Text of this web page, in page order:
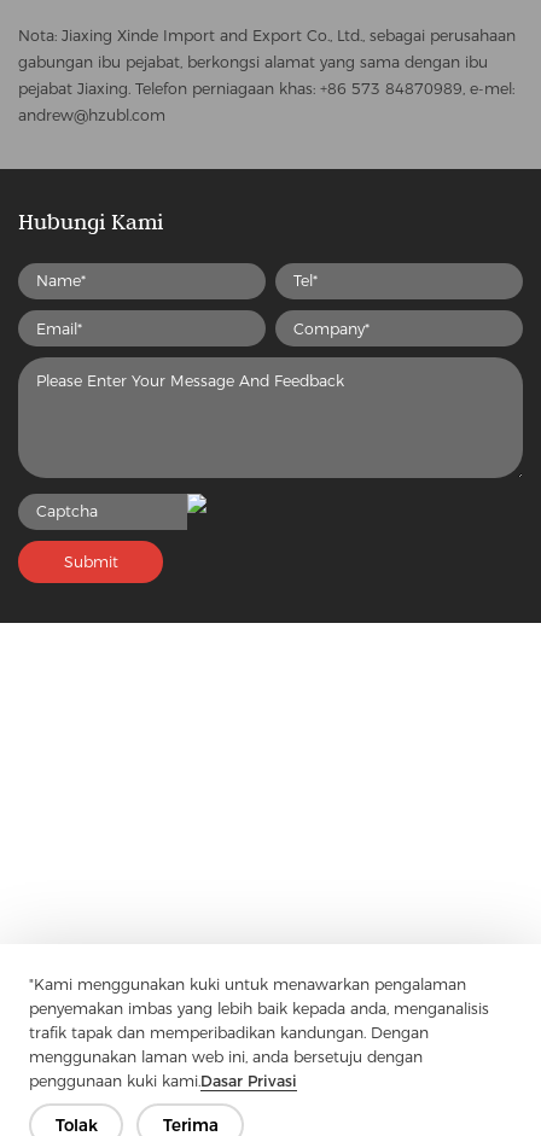
"Kami menggunakan kuki untuk menawarkan pengalaman
penyemakan imbas yang lebih baik kepada anda, menganalisis
trafik tapak dan memperibadikan kandungan. Dengan
menggunakan laman web ini, anda bersetuju dengan
penggunaan kuki kami.Dasar Privasi
Tolak Terima
Nota: Jiaxing Xinde Import and Export Co., Ltd., sebagai perusahaan
gabungan ibu pejabat, berkongsi alamat yang sama dengan ibu
pejabat Jiaxing. Telefon perniagaan khas: +86 573 84870989, e-mel:
andrew@hzubl.com
Hubungi Kami
Syarikat Produk Penyelesaian Kelebihan
Media
Soalan lazim
Hubungi